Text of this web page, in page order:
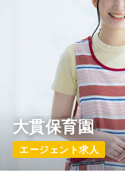
8:30～17:30
年間
担当業務未経験可
月給28万円以上可
気に
日勤のみ（パー
大貫保育園
エージェント求人